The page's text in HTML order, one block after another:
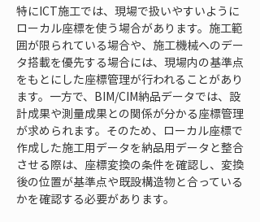
特にICT施工では、現場で扱いやすいように
ローカル座標を使う場合があります。施工範
囲が限られている場合や、施工機械へのデー
タ搭載を優先する場合には、現場内の基準点
をもとにした座標管理が行われることがあり
ます。一方で、BIM/CIM納品データでは、設
計成果や測量成果との関係が分かる座標管理
が求められます。そのため、ローカル座標で
作成した施工用データを納品用データと整合
させる際は、座標変換の条件を確認し、変換
後の位置が基準点や既設構造物と合っている
かを確認する必要があります。